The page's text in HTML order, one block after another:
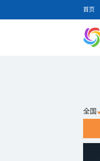
首页
全国